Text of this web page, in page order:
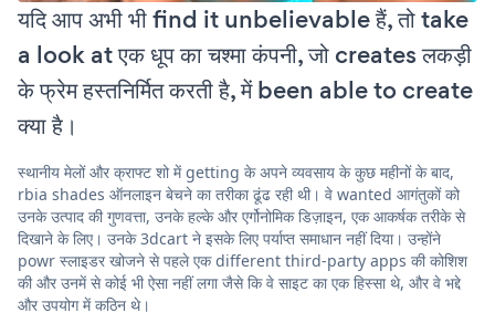
यदि आप अभी भी find it unbelievable हैं, तो take
a look at एक धूप का चश्मा कंपनी, जो creates लकड़ी
के फ्रेम हस्तनिर्मित करती है, में been able to create
क्या है।
स्थानीय मेलों और क्राफ्ट शो में getting के अपने व्यवसाय के कुछ महीनों के बाद,
rbia shades ऑनलाइन बेचने का तरीका ढूंढ रही थी। वे wanted आगंतुकों को
उनके उत्पाद की गुणवत्ता, उनके हल्के और एर्गोनोमिक डिज़ाइन, एक आकर्षक तरीके से
दिखाने के लिए। उनके 3dcart ने इसके लिए पर्याप्त समाधान नहीं दिया। उन्होंने
powr स्लाइडर खोजने से पहले एक different third-party apps की कोशिश
की और उनमें से कोई भी ऐसा नहीं लगा जैसे कि वे साइट का एक हिस्सा थे, और वे भद्दे
और उपयोग में कठिन थे।